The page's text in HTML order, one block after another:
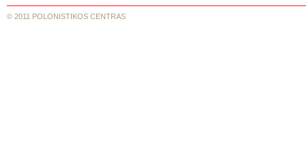
© 2011 POLONISTIKOS CENTRAS